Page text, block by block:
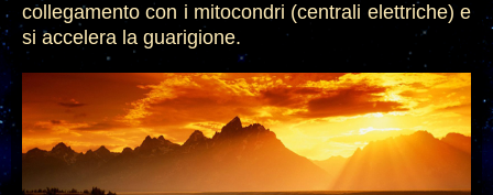
collegamento con i mitocondri (centrali elettriche) e
si accelera la guarigione.